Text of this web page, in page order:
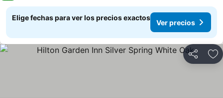
Elige fechas para ver los precios exactos
Ver precios
Compartir